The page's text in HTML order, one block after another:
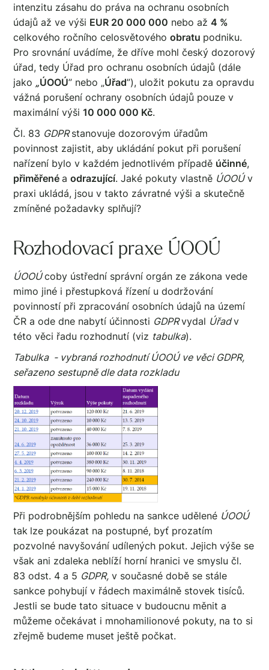
intenzitu zásahu do práva na ochranu osobních
údajů až ve výši EUR 20 000 000 nebo až4 %
celkového ročního celosvětovéhoobratu podniku.
Pro srovnání uvádíme, že dříve mohl český dozorový
úřad, tedy Úřad pro ochranu osobních údajů (dále
jako „ÚOOÚ” nebo „Úřad”), uložit pokutu za opravdu
vážná porušení ochrany osobních údajů pouze v
maximální výši10 000 000 Kč.
Čl. 83 GDPRstanovuje dozorovým úřadům
povinnost zajistit, aby ukládání pokut při porušení
nařízení bylo v každém jednotlivém případě účinné,
přiměřenéaodrazující. Jaké pokuty vlastně ÚOOÚv
praxi ukládá, jsou v takto závratné výši a skutečně
zmíněné požadavky splňují?
Rozhodovací praxe ÚOOÚ
ÚOOÚcoby ústřední správní orgán ze zákona vede
mimo jiné i přestupková řízení u dodržování
povinností při zpracování osobních údajů na území
ČR a ode dne nabytí účinnosti GDPRvydal Úřadv
této věci řadu rozhodnutí (viz tabulka).
Tabulka - vybraná rozhodnutí ÚOOÚ ve věci GDPR,
seřazeno sestupně dle data rozkladu
Při podrobnějším pohledu na sankce udělené ÚOOÚ
tak lze poukázat na postupné, byť prozatím
pozvolné navyšování udílených pokut. Jejich výše se
však ani zdaleka neblíží horní hranici ve smyslu čl.
83 odst. 4 a 5 GDPR, v současné době se stále
sankce pohybují v řádech maximálně stovek tisíců.
Jestli se bude tato situace v budoucnu měnit a
můžeme očekávat i mnohamilionové pokuty, na to si
zřejmě budeme muset ještě počkat.